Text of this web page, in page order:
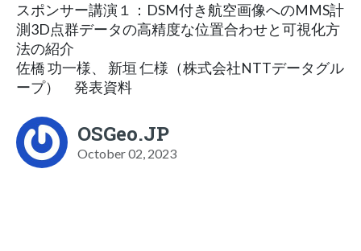
スポンサー講演１：DSM付き航空画像へのMMS計
測3D点群データの高精度な位置合わせと可視化方
法の紹介
佐橋 功一様、 新垣 仁様（株式会社NTTデータグル
ープ） 発表資料
OSGeo.JP
October 02, 2023